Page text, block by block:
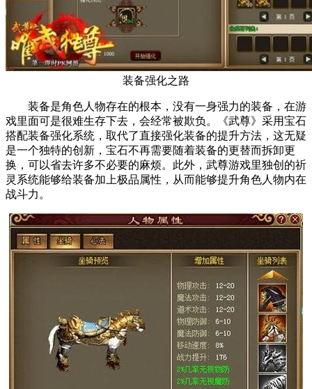
装备强化之路
装备是角色人物存在的根本，没有一身强力的装备，在游
戏里面可是很难生存下去，会经常被欺负。《武尊》采用宝石
搭配装备强化系统，取代了直接强化装备的提升方法，这无疑
是一个独特的创新，宝石不再需要随着装备的更替而拆卸更
换，可以省去许多不必要的麻烦。此外，武尊游戏里独创的祈
灵系统能够给装备加上极品属性，从而能够提升角色人物内在
战斗力。